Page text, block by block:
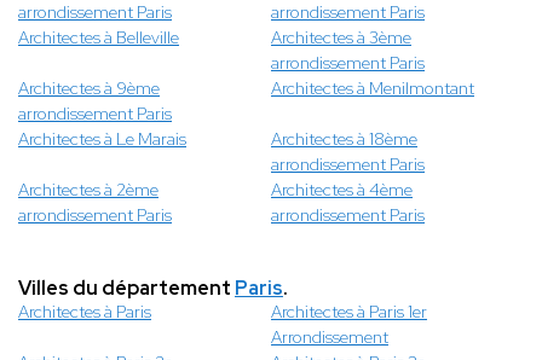
arrondissement Paris
arrondissement Paris
Architectes à Belleville
Architectes à 3ème
arrondissement Paris
Architectes à 9ème
arrondissement Paris
Architectes à Menilmontant
Architectes à Le Marais
Architectes à 18ème
arrondissement Paris
Architectes à 2ème
arrondissement Paris
Architectes à 4ème
arrondissement Paris
Villes du département Paris.
Architectes à Paris
Architectes à Paris 1er
Arrondissement